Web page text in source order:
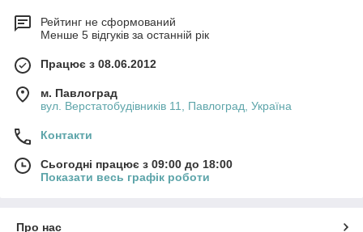
Рейтинг не сформований
Менше 5 відгуків за останній рік
Працює з 08.06.2012
м. Павлоград
вул. Верстатобудівників 11, Павлоград, Україна
Контакти
Сьогодні працює з 09:00 до 18:00
Показати весь графік роботи
Про нас